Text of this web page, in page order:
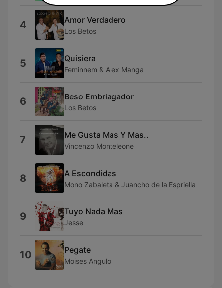
4 Amor Verdadero
Los Betos
5 Quisiera
Feminnem & Alex Manga
6 Beso Embriagador
Los Betos
7 Me Gusta Mas Y Mas..
Vincenzo Monteleone
8 A Escondidas
Mono Zabaleta & Juancho de la Espriella
9 Tuyo Nada Mas
Jesse
10 Pegate
Moises Angulo